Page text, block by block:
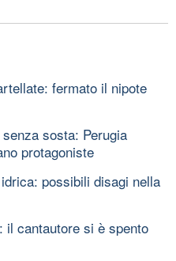
fermato il nipote
sosta: Perugia
protagoniste
possibili disagi nella
il cantautore si è spento